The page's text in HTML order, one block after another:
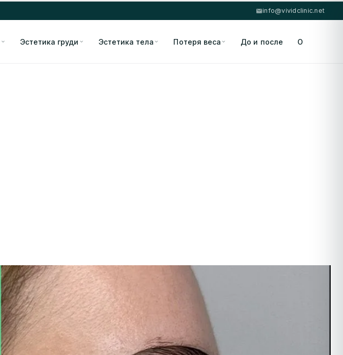
info@vividclinic.net
Эстетика груди Эстетика тела Потеря веса До и после О